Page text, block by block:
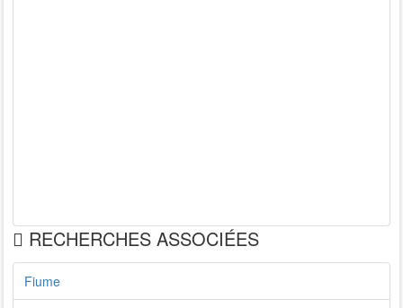
RECHERCHES ASSOCIÉES
Fiume